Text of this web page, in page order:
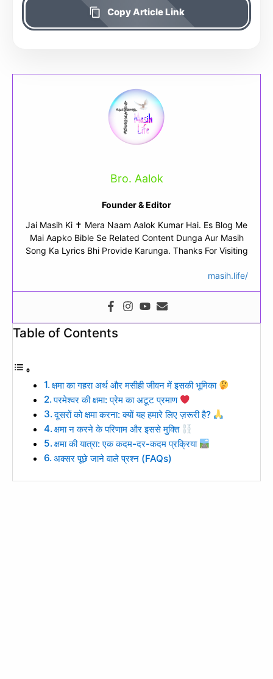
Copy Article Link
Bro. Aalok
Founder & Editor
Jai Masih Ki ✝ Mera Naam Aalok Kumar Hai. Es Blog Me
Mai Aapko Bible Se Related Content Dunga Aur Masih
Song Ka Lyrics Bhi Provide Karunga. Thanks For Visiting
masih.life/
Table of Contents
क्षमा का गहरा अर्थ और मसीही जीवन में इसकी भूमिका
परमेश्वर की क्षमा: प्रेम का अटूट प्रमाण
दूसरों को क्षमा करना: क्यों यह हमारे लिए ज़रूरी है?
क्षमा न करने के परिणाम और इससे मुक्ति
क्षमा की यात्रा: एक कदम-दर-कदम प्रक्रिया
अक्सर पूछे जाने वाले प्रश्न (FAQs)